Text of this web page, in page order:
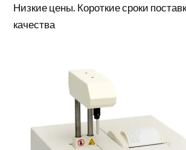
Низкие цены. Короткие сроки
качества